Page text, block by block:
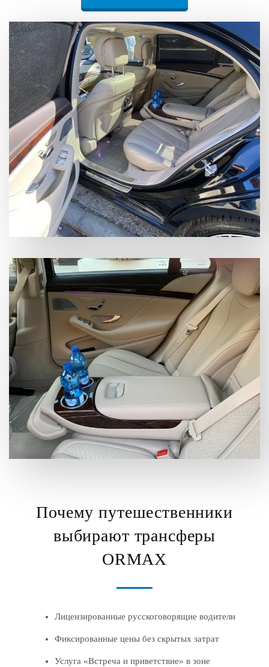
Почему путешественники
выбирают трансферы
ORMAX
Лицензированные русскоговорящие водители
Фиксированные цены без скрытых затрат
Услуга «Встреча и приветствие» в зоне